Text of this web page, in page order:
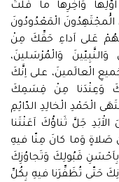
وَآخِرِها ما قُلْتَ
الْمَعْدُودُونَ
عَلى اَداءِ حَقِّكَ مِنْ
وَالْمُرْسَلينَ،
الْعالَمينَ، على اِنَّكَ
وَعِنْدَنا مِنْ قِسَمِكَ
الْحَمْدِ الْخالِدِ الدّائِمِ
جَلَّ ثَناؤُكَ اَعَنْتَنا
وَما كانَ مِنّا فيهِ
بِاَحْسَنِ قَبُولِكَ وَتَجاوُزِكَ
حَتّى تُظَفِّرَنا فيهِ بِكُلِّ